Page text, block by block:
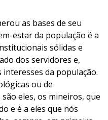
as bases de seu
estar da população é a
sólidas e
dos servidores e,
da população.
ou de
eles, os mineiros, que
e é a eles que nós